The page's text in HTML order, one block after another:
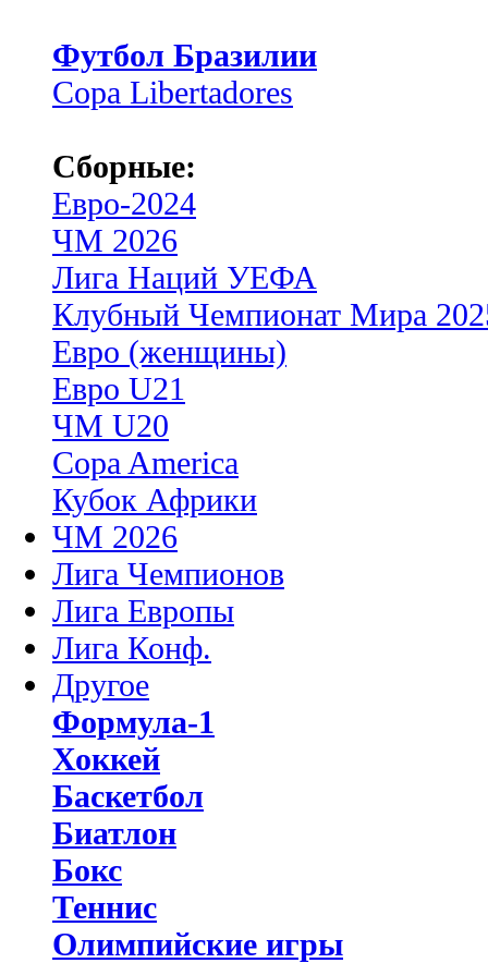
Футбол Бразилии
Copa Libertadores
Сборные:
Евро-2024
ЧМ 2026
Лига Наций УЕФА
Клубный Чемпионат Мира
Евро (женщины)
Евро U21
ЧМ U20
Copa America
Кубок Африки
ЧМ 2026
Лига Чемпионов
Лига Европы
Лига Конф.
Другое
Формула-1
Хоккей
Баскетбол
Биатлон
Бокс
Теннис
Олимпийские игры